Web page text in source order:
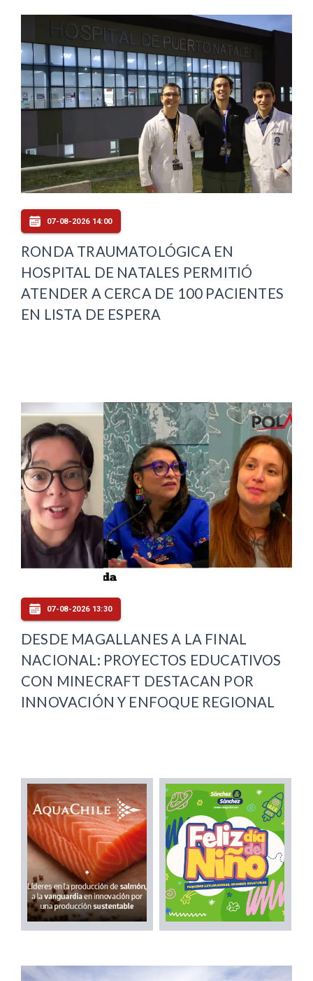
07-08-2026 14:00
RONDA TRAUMATOLÓGICA EN
HOSPITAL DE NATALES PERMITIÓ
ATENDER A CERCA DE 100 PACIENTES
EN LISTA DE ESPERA
07-08-2026 13:30
DESDE MAGALLANES A LA FINAL
NACIONAL: PROYECTOS EDUCATIVOS
CON MINECRAFT DESTACAN POR
INNOVACIÓN Y ENFOQUE REGIONAL